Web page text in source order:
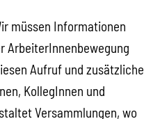
müssen Informationen
ArbeiterInnenbewegung
Aufruf und zusätzliche
KollegInnen und
Versammlungen, wo